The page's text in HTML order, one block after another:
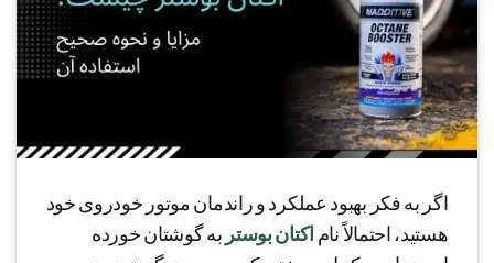
اگر به فکر بهبود عملکرد و راندمان موتور خودروی خود
هستید، احتمالاً نام اکتان بوستر به گوشتان خورده